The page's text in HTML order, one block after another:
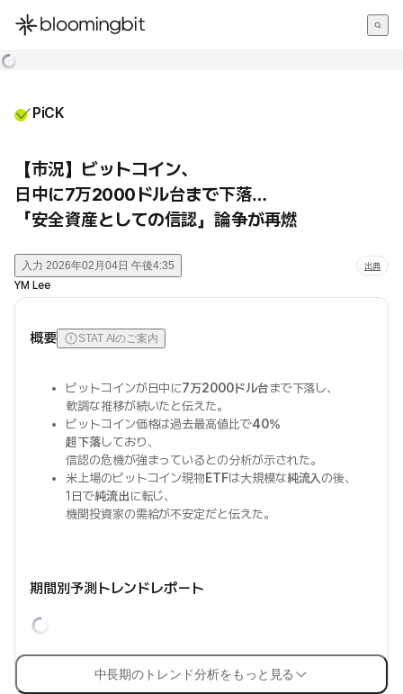
한국어
PiCK
【市況】ビットコイン、
日中に7万2000ドル台まで下落…
「安全資産としての信認」論争が再燃
入力 2026年02月04日 午後4:35 出典
YM Lee
概要 STAT AIのご案内
ビットコインが日中に7万2000ドル台まで下落し、
軟調な推移が続いたと伝えた。
ビットコイン価格は過去最高値比で40%
超下落しており、
信認の危機が強まっているとの分析が示された。
米上場のビットコイン現物ETFは大規模な純流入の後、
1日で純流出に転じ、
機関投資家の需給が不安定だと伝えた。
期間別予測トレンドレポート
中長期のトレンド分析をもっと見る